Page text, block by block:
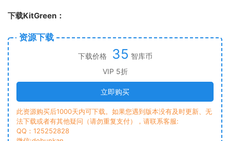
下载KitGreen：
资源下载
下载价格 35 智库币
VIP 5折
立即购买
此资源购买后1000天内可下载。如果您遇到版本没有及时更新、无
法下载或者有其他疑问（请勿重复支付），请联系客服:
QQ：125252828